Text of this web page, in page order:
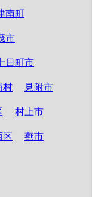
南町
市
日町市
村 見附市
村上市
区 燕市